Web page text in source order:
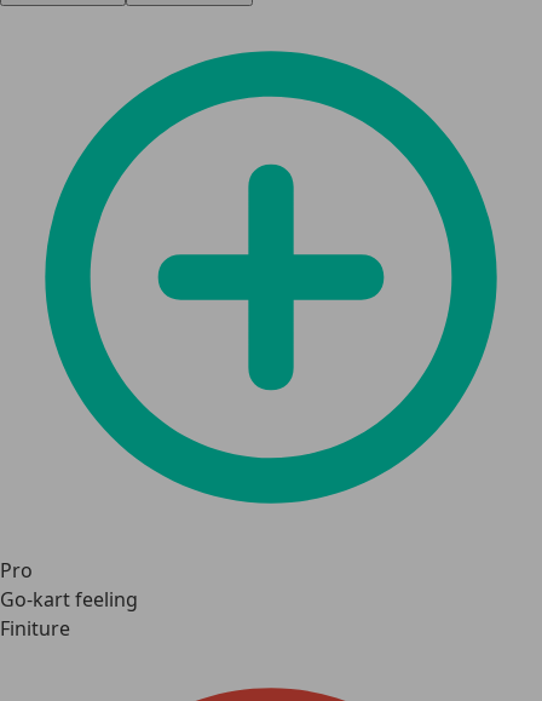
Pro
Go-kart feeling
Finiture